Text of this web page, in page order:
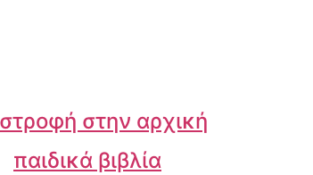
στην αρχική
παιδικά βιβλία